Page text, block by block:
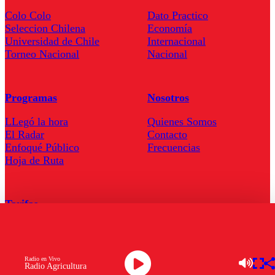
Radio Agricultura
Radio en Vivo
Colo Colo
Seleccion Chilena
Universidad de Chile
Torneo Nacional
Dato Practico
Economía
Internacional
Nacional
Programas
LLegó la hora
El Radar
Enfoqué Público
Hoja de Ruta
Nosotros
Quienes Somos
Contacto
Frecuencias
Tarifas